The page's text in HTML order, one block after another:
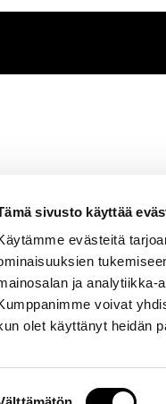
sivusto käyttää
evästeitä
ja analytiikka-
voivat
olet käyttänyt heidän
tai laita